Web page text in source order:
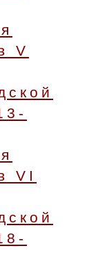
V
VI